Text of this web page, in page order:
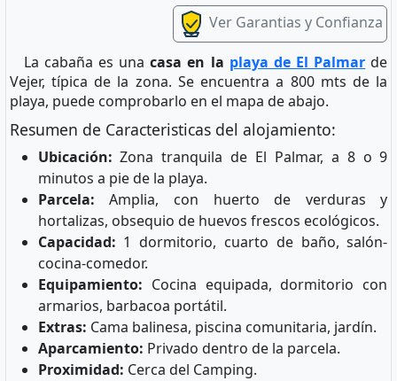
Ver Garantias y Confianza
La cabaña es unacasa en la playa de El Palmar de
Vejer, típica de la zona. Se encuentra a 800 mts de la
playa, puede comprobarlo en el mapa de abajo.
Resumen de Caracteristicas del alojamiento:
Ubicación: Zona tranquila de El Palmar, a 8 o 9
minutos a pie de la playa.
Parcela: Amplia, con huerto de verduras y
hortalizas, obsequio de huevos frescos ecológicos.
Capacidad: 1 dormitorio, cuarto de baño, salón-
cocina-comedor.
Equipamiento: Cocina equipada, dormitorio con
armarios, barbacoa portátil.
Extras: Cama balinesa, piscina comunitaria, jardín.
Aparcamiento: Privado dentro de la parcela.
Proximidad: Cerca del Camping.